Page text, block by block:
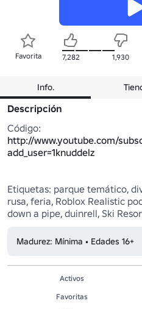
Favorita 7,282 1,930
Info.
Descripción
http://www.youtube.com/
add_user=1knuddelz
Etiquetas: parque temático,
rusa, feria, Roblox Realistic
down a pipe, duinrell, Ski
Madurez: Mínima • Edades 16+
Activos
Favoritas